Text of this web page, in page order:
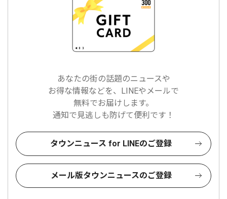
あなたの街の話題のニュースや
お得な情報などを、LINEやメールで
無料でお届けします。
通知で見逃しも防げて便利です！
タウンニュース for LINEのご登録
メール版タウンニュースのご登録